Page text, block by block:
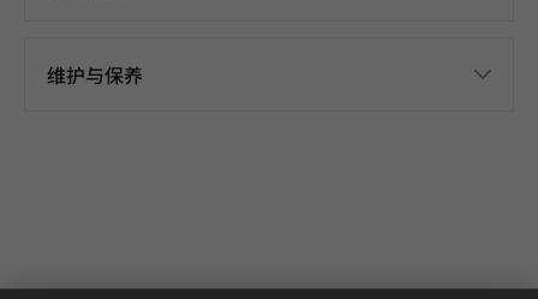
维护与保养